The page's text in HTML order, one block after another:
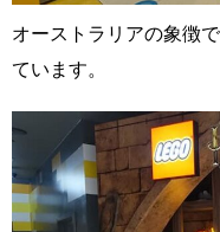
オーストラリアの象徴
ています。